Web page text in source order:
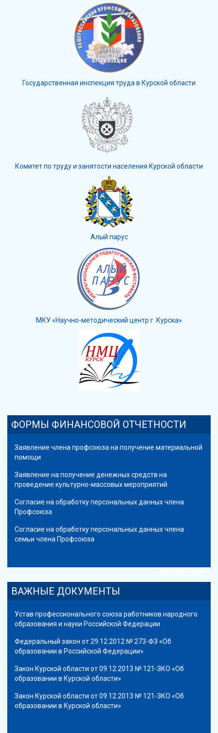
Государственная инспекция труда в Курской области
Комитет по труду и занятости населения Курской области
Алый парус
МКУ «Научно-методический центр г. Курска»
ФОРМЫ ФИНАНСОВОЙ ОТЧЕТНОСТИ
Заявление члена профсоюза на получение материальной
помощи
Заявление на получение денежных средств на
проведение культурно-массовых мероприятий
Согласие на обработку персональных данных члена
Профсоюза
Согласие на обработку персональных данных члена
семьи члена Профсоюза
ВАЖНЫЕ ДОКУМЕНТЫ
Устав профессионального союза работников народного
образования и науки Российской Федерации
Федеральный закон от 29.12.2012 № 273-ФЗ «Об
образовании в Российской Федерации»
Закон Курской области от 09.12.2013 № 121-ЗКО «Об
образовании в Курской области»
Закон Курской области от 09.12.2013 № 121-ЗКО «Об
образовании в Курской области»